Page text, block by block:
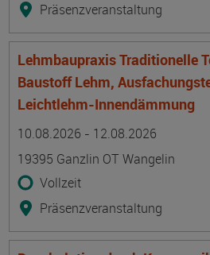
Präsenzveranstaltung
Lehmbaupraxis Traditionelle
Baustoff Lehm,
Leichtlehm-Innendämmung
10.08.2026 - 12.08.2026
19395 Ganzlin OT Wangelin
Vollzeit
Präsenzveranstaltung